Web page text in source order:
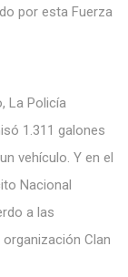
por esta Fuerza
La Policía
1.311 galones
vehículo. Y en el
Nacional
a las
Clan